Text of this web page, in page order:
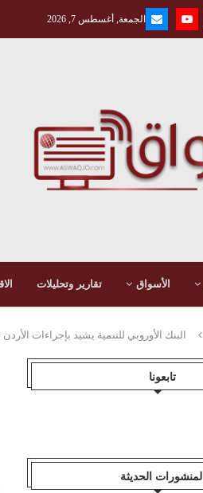
الجمعة, أغسطس 7, 2026
الأسواق تقارير وتحليلات
البنك الأوروبي للتنمية يشيد بإجراءات
تابعونا
المنشورات الحديثة